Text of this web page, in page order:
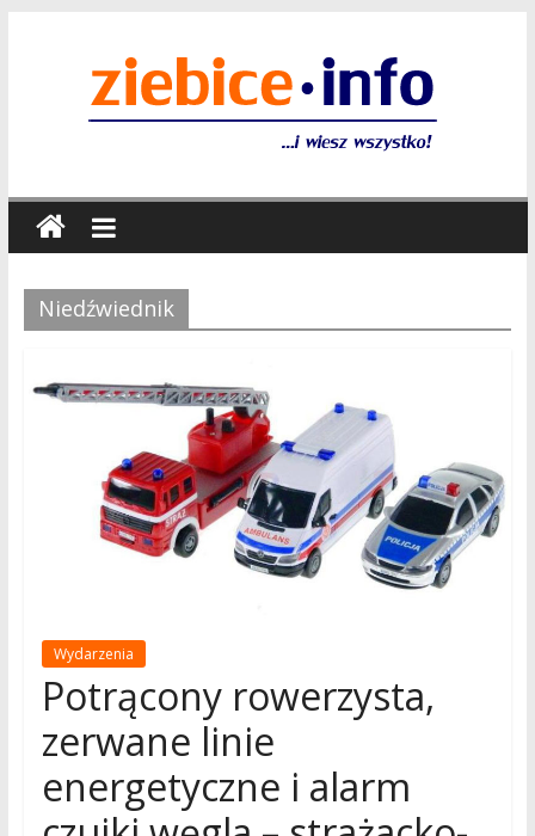
Niedźwiednik
Wydarzenia
Potrącony rowerzysta,
zerwane linie
energetyczne i alarm